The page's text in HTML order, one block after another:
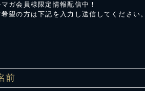
マガ会員様限定情報配信中！
望の方は下記を入力し送信してください。